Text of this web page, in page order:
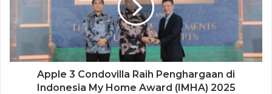
Apple 3 Condovilla Raih Penghargaan di
Indonesia My Home Award (IMHA) 2025